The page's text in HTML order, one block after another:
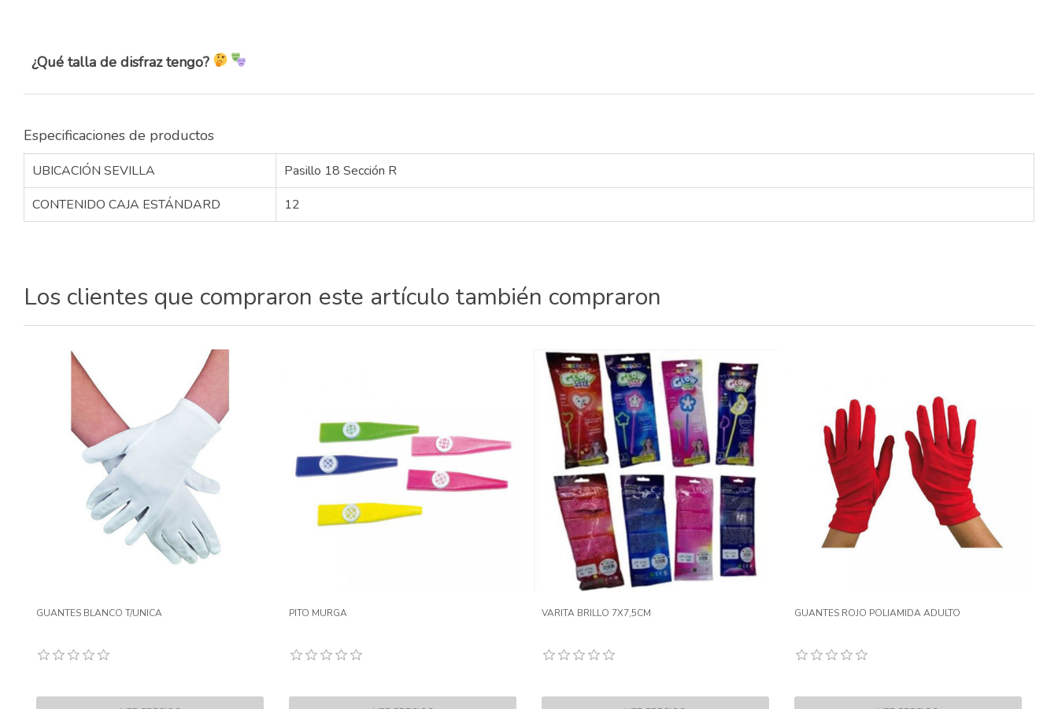
¿Qué talla de disfraz tengo?
Especificaciones de productos
UBICACIÓN SEVILLA
Pasillo 18 Sección R
CONTENIDO CAJA ESTÁNDARD
12
Los clientes que compraron este artículo también compraron
GUANTES BLANCO T/UNICA PITO MURGA VARITA BRILLO 7X7,5CM GUANTES ROJO POLIAMIDA ADULTO